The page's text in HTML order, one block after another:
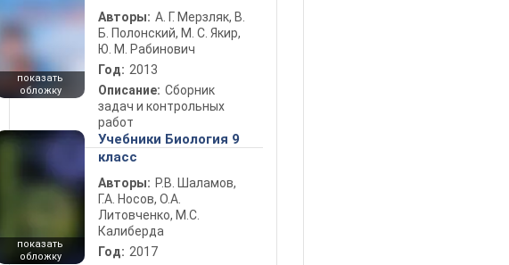
показать
обложку
Авторы: А. Г. Мерзляк, В.
Б. Полонский, М. С. Якир,
Ю. М. Рабинович
Год: 2013
Описание: Сборник
задач и контрольных
работ
показать
обложку
Учебники Биология 9
класс
Авторы: Р.В. Шаламов,
Г.А. Носов, О.А.
Литовченко, М.С.
Калиберда
Год: 2017